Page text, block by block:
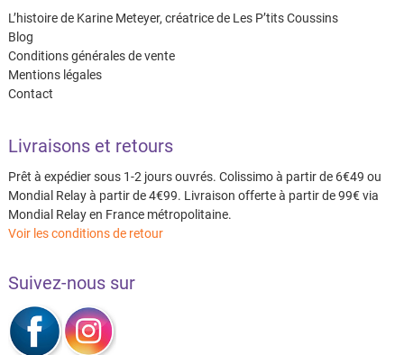
L’histoire de Karine Meteyer, créatrice de Les P’tits Coussins
Blog
Conditions générales de vente
Mentions légales
Contact
Livraisons et retours
Prêt à expédier sous 1-2 jours ouvrés. Colissimo à partir de 6€49 ou
Mondial Relay à partir de 4€99. Livraison offerte à partir de 99€ via
Mondial Relay en France métropolitaine.
Voir les conditions de retour
Suivez-nous sur